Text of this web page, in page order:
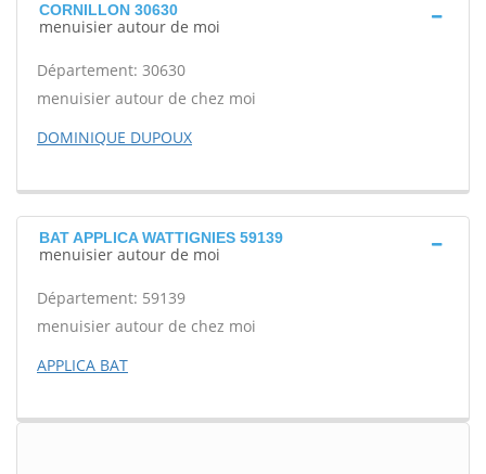
CORNILLON 30630
menuisier autour de moi
Département: 30630
menuisier autour de chez moi
DOMINIQUE DUPOUX
BAT APPLICA WATTIGNIES 59139
menuisier autour de moi
Département: 59139
menuisier autour de chez moi
APPLICA BAT